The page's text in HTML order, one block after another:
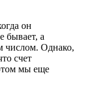
он
бывает, а
числом. Однако,
счет
мы еще